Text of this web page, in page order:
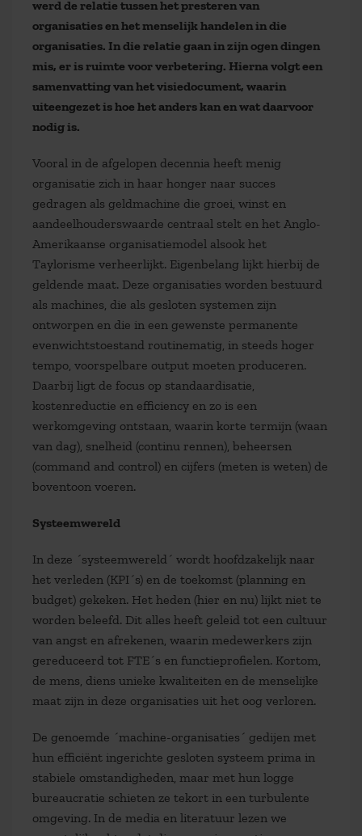
werd de relatie tussen het presteren van
organisaties en het menselijk handelen in die
organisaties. In die relatie gaan in zijn ogen dingen
mis, er is ruimte voor verbetering. Hierna volgt een
samenvatting van het visiedocument, waarin
uiteengezet is hoe het anders kan en wat daarvoor
nodig is.
Vooral in de afgelopen decennia heeft menig
organisatie zich in haar honger naar succes
gedragen als geldmachine die groei, winst en
aandeelhouderswaarde centraal stelt en het Anglo-
Amerikaanse organisatiemodel alsook het
Taylorisme verheerlijkt. Eigenbelang lijkt hierbij de
geldende maat. Deze organisaties worden bestuurd
als machines, die als gesloten systemen zijn
ontworpen en die in een gewenste permanente
evenwichtstoestand routinematig, in steeds hoger
tempo, voorspelbare output moeten produceren.
Daarbij ligt de focus op standaardisatie,
kostenreductie en efficiency en zo is een
werkomgeving ontstaan, waarin korte termijn (waan
van dag), snelheid (continu rennen), beheersen
(command and control) en cijfers (meten is weten) de
boventoon voeren.
Systeemwereld
In deze ´systeemwereld´ wordt hoofdzakelijk naar
het verleden (KPI´s) en de toekomst (planning en
budget) gekeken. Het heden (hier en nu) lijkt niet te
worden beleefd. Dit alles heeft geleid tot een cultuur
van angst en afrekenen, waarin medewerkers zijn
gereduceerd tot FTE´s en functieprofielen. Kortom,
de mens, diens unieke kwaliteiten en de menselijke
maat zijn in deze organisaties uit het oog verloren.
De genoemde ´machine-organisaties´ gedijen met
hun efficiënt ingerichte gesloten systeem prima in
stabiele omstandigheden, maar met hun logge
bureaucratie schieten ze tekort in een turbulente
omgeving. In de media en literatuur lezen we